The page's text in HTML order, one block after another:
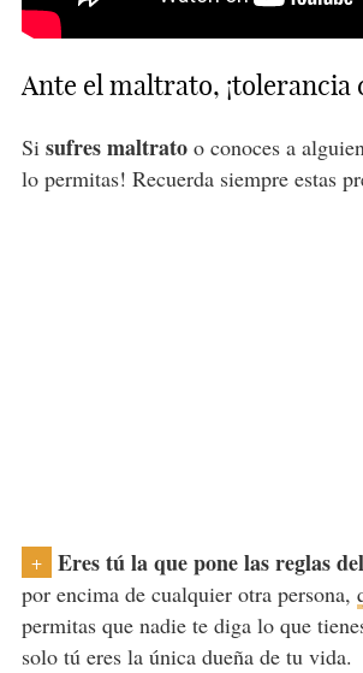
Ante el maltrato, ¡tolerancia
Si sufres maltratoo conoces a
lo permitas! Recuerda siempre estas
+ Eres tú la que pone las reglas
por encima de cualquier otra persona,
permitas que nadie te diga lo que
solo tú eres la única dueña de tu vida.